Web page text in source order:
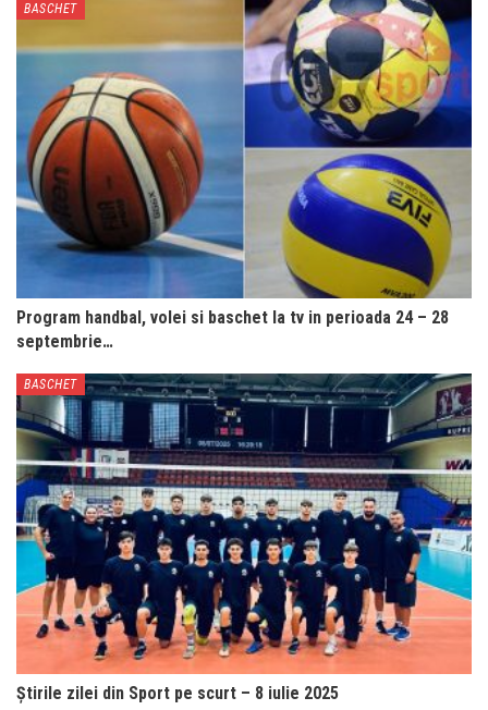
BASCHET
Program handbal, volei si baschet la tv in perioada 24 – 28
septembrie…
BASCHET
Știrile zilei din Sport pe scurt – 8 iulie 2025